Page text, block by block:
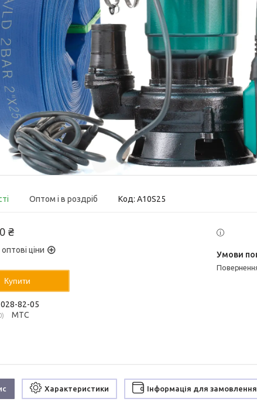
Оптом і в роздріб Код: A10S25
₴
ціни
Купити
82-05
МТС
Характеристики Інформація для замовлення